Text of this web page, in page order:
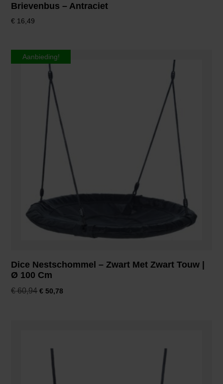
Brievenbus – Antraciet
€ 16,49
Aanbieding!
Dice Nestschommel – Zwart Met Zwart Touw |
Ø 100 Cm
€60,94 € 50,78